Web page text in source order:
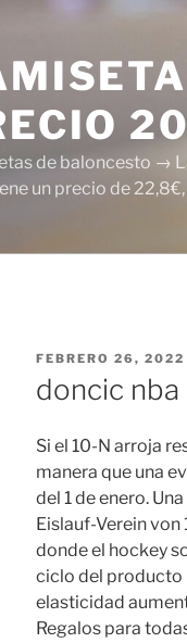
de baloncesto →
un precio de
PUBLICADO
EL
FEBRERO 26, 2022
doncic
Si el 10-N arroja
manera que una
del 1 de enero.
Eislauf-Verein
donde el hockey
ciclo del producto
elasticidad
Regalos para